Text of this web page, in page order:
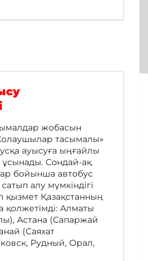
жобасын
тасымалы»
ауысуға ыңғайлы
ұсынады. Сондай-ақ
бойынша автобус
алу мүмкіндігі
қызмет Қазақстанның
қолжетімді: Алматы
Астана (Сапаржай
(Саяхат
Рудный, Орал,